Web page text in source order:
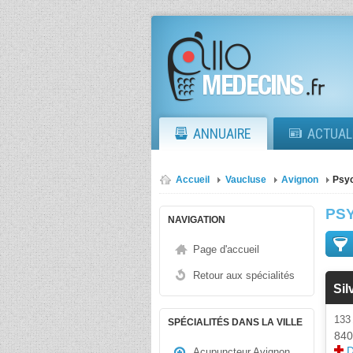
ANNUAIRE
Accueil Vaucluse Avignon
NAVIGATION
Page d'accueil
Retour aux spécialités
SPÉCIALITÉS DANS LA VILLE